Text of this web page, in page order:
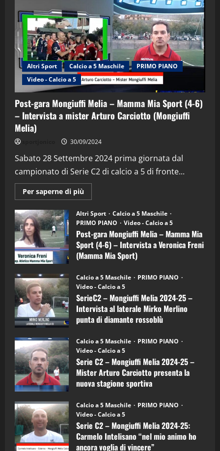
Altri Sport Calcio a 5 Maschile
PRIMO PIANO
Video - Calcio a 5
Post-gara Mongiuffi Melia – Mamma Mia Sport (4-6)
– Intervista a mister Arturo Carciotto (Mongiuffi
Melia)
30/09/2024
Sabato 28 Settembre 2024 prima giornata dal
campionato di Serie C2 di calcio a 5 di fronte...
Per saperne di più
informazioni
Post-
gara
Mongiuffi
Melia
–
Mamma
Mia
Sport
6)
–
Intervista
a
mister
Arturo
Carciotto
(Mongiuffi
Altri Sport
Calcio a 5 Maschile
PRIMO PIANO
Video - Calcio a 5
Post-gara Mongiuffi Melia – Mamma Mia
Sport (4-6) – Intervista a Veronica Freni
(Mamma Mia Sport)
Calcio a 5 Maschile
PRIMO PIANO
Video - Calcio a 5
SerieC2 – Mongiuffi Melia 2024-25 –
Intervista al laterale Mirko Merlino
punta di diamante rossoblù
Calcio a 5 Maschile
PRIMO PIANO
Video - Calcio a 5
Serie C2 – Mongiuffi Melia 2024-25 –
Mister Arturo Carciotto presenta la
nuova stagione sportiva
Calcio a 5 Maschile
PRIMO PIANO
Video - Calcio a 5
Serie C2 – Mongiuffi Melia 2024-25:
Carmelo Intelisano “nel mio animo ho
ancora voglia di vincere”
2
"SportEmpire" in Podcast Sport News
“SportEmpire” in Podcast: 29^ Puntata
(Martedi 28 Aprile 2026)
28/04/2026
3
“SportEmpire” in Podcast: 28^ Puntata
(Martedi 21 Aprile 2026)
21/04/2026
4
"SportEmpire" in Podcast
“SportEmpire” in Podcast: 27^ Puntata
(Martedi 14 Aprile 2026)
15/04/2026
5
“SportEmpire” in Podcast: 26^ Puntata
(Martedi 07 Aprile 2026)
08/04/2026
1
“SportEmpire” in Podcast: 30^ Puntata
(Martedi 05 Maggio 2026)
08/05/2026
2
“SportEmpire” in Podcast: 29^ Puntata
(Martedi 28 Aprile 2026)
28/04/2026